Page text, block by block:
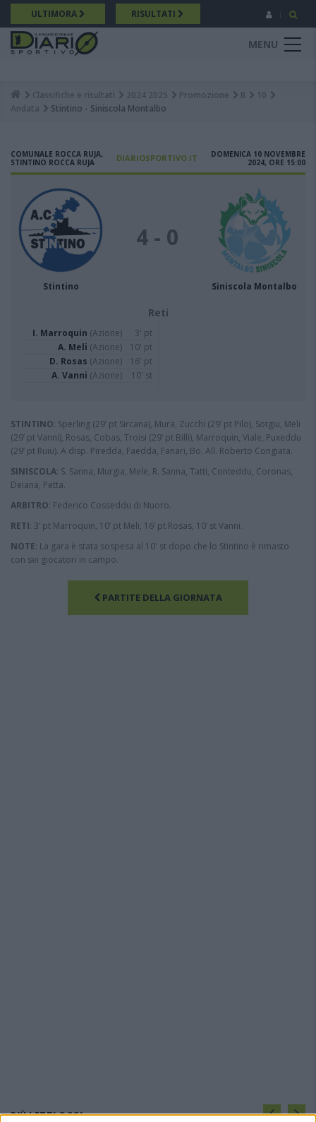
Salta
al
contenuto
principale
ULTIMORA RISULTATI
MENU
Breadcrumb
Classifiche e risultati 2024 2025 Promozione B
10
Andata
Stintino - Siniscola Montalbo
COMUNALE ROCCA RUJA,
STINTINO ROCCA RUJA
DIARIOSPORTIVO.IT
DOMENICA 10 NOVEMBRE
2024, ORE 15:00
Stintino
4 - 0
Siniscola Montalbo
Reti
I. Marroquin (Azione)
3' pt
A. Meli (Azione)
10' pt
D. Rosas (Azione)
16' pt
A. Vanni (Azione) 10' st
STINTINO: Sperling (29’ pt Sircana), Mura, Zucchi (29’ pt Pilo), Sotgiu, Meli
(29’ pt Vanni), Rosas, Cobas, Troisi (29’ pt Billi), Marroquin, Viale, Puxeddu
(29’ pt Ruiu). A disp. Piredda, Faedda, Fanari, Bo. All. Roberto Congiata.
SINISCOLA: S. Sanna, Murgia, Mele, R. Sanna, Tatti, Conteddu, Coronas,
Deiana, Petta.
ARBITRO: Federico Cosseddu di Nuoro.
RETI: 3’ pt Marroquin, 10’ pt Meli, 16’ pt Rosas, 10’ st Vanni.
NOTE: La gara è stata sospesa al 10' st dopo che lo Stintino è rimasto
con sei giocatori in campo.
PARTITE DELLA GIORNATA
PIÙ LETTI OGGI